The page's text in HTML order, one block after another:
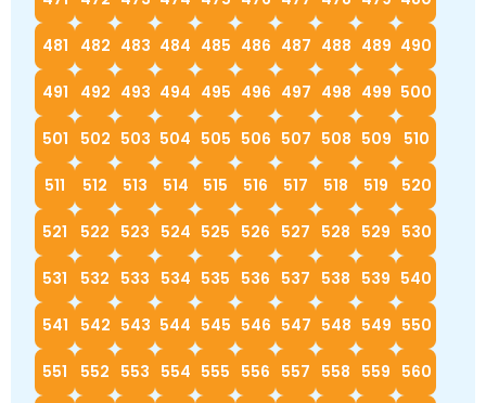
481 482 483 484 485 486 487 488 489 490
491 492 493 494 495 496 497 498 499 500
501 502 503 504 505 506 507 508 509 510
511 512 513 514 515 516 517 518 519 520
521 522 523 524 525 526 527 528 529 530
531 532 533 534 535 536 537 538 539 540
541 542 543 544 545 546 547 548 549 550
551 552 553 554 555 556 557 558 559 560